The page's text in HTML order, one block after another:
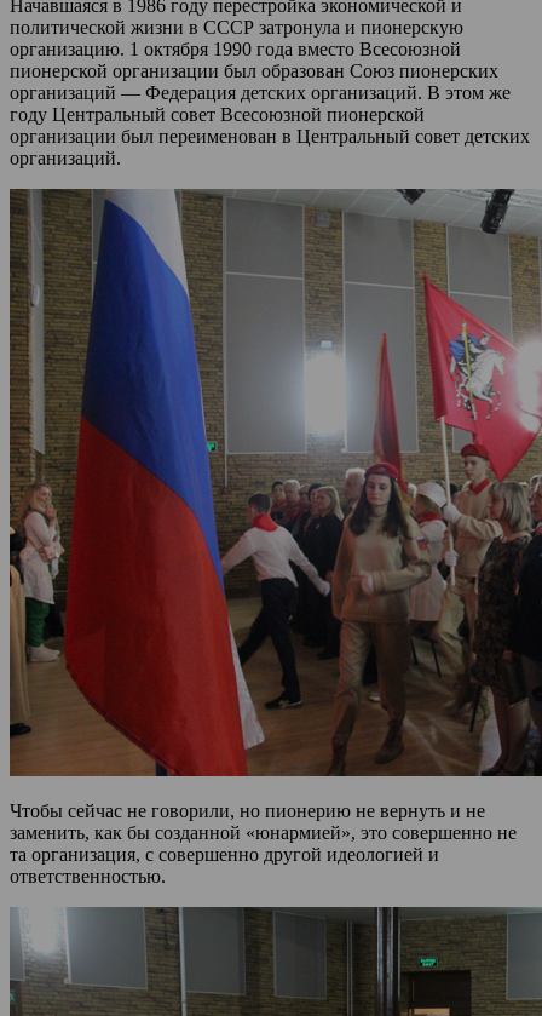
Начавшаяся в 1986 году перестройка экономической и
политической жизни в СССР затронула и пионерскую
организацию. 1 октября 1990 года вместо Всесоюзной
пионерской организации был образован Союз пионерских
организаций — Федерация детских организаций. В этом же
году Центральный совет Всесоюзной пионерской
организации был переименован в Центральный совет детских
организаций.
Чтобы сейчас не говорили, но пионерию не вернуть и не
заменить, как бы созданной «юнармией», это совершенно не
та организация, с совершенно другой идеологией и
ответственностью.